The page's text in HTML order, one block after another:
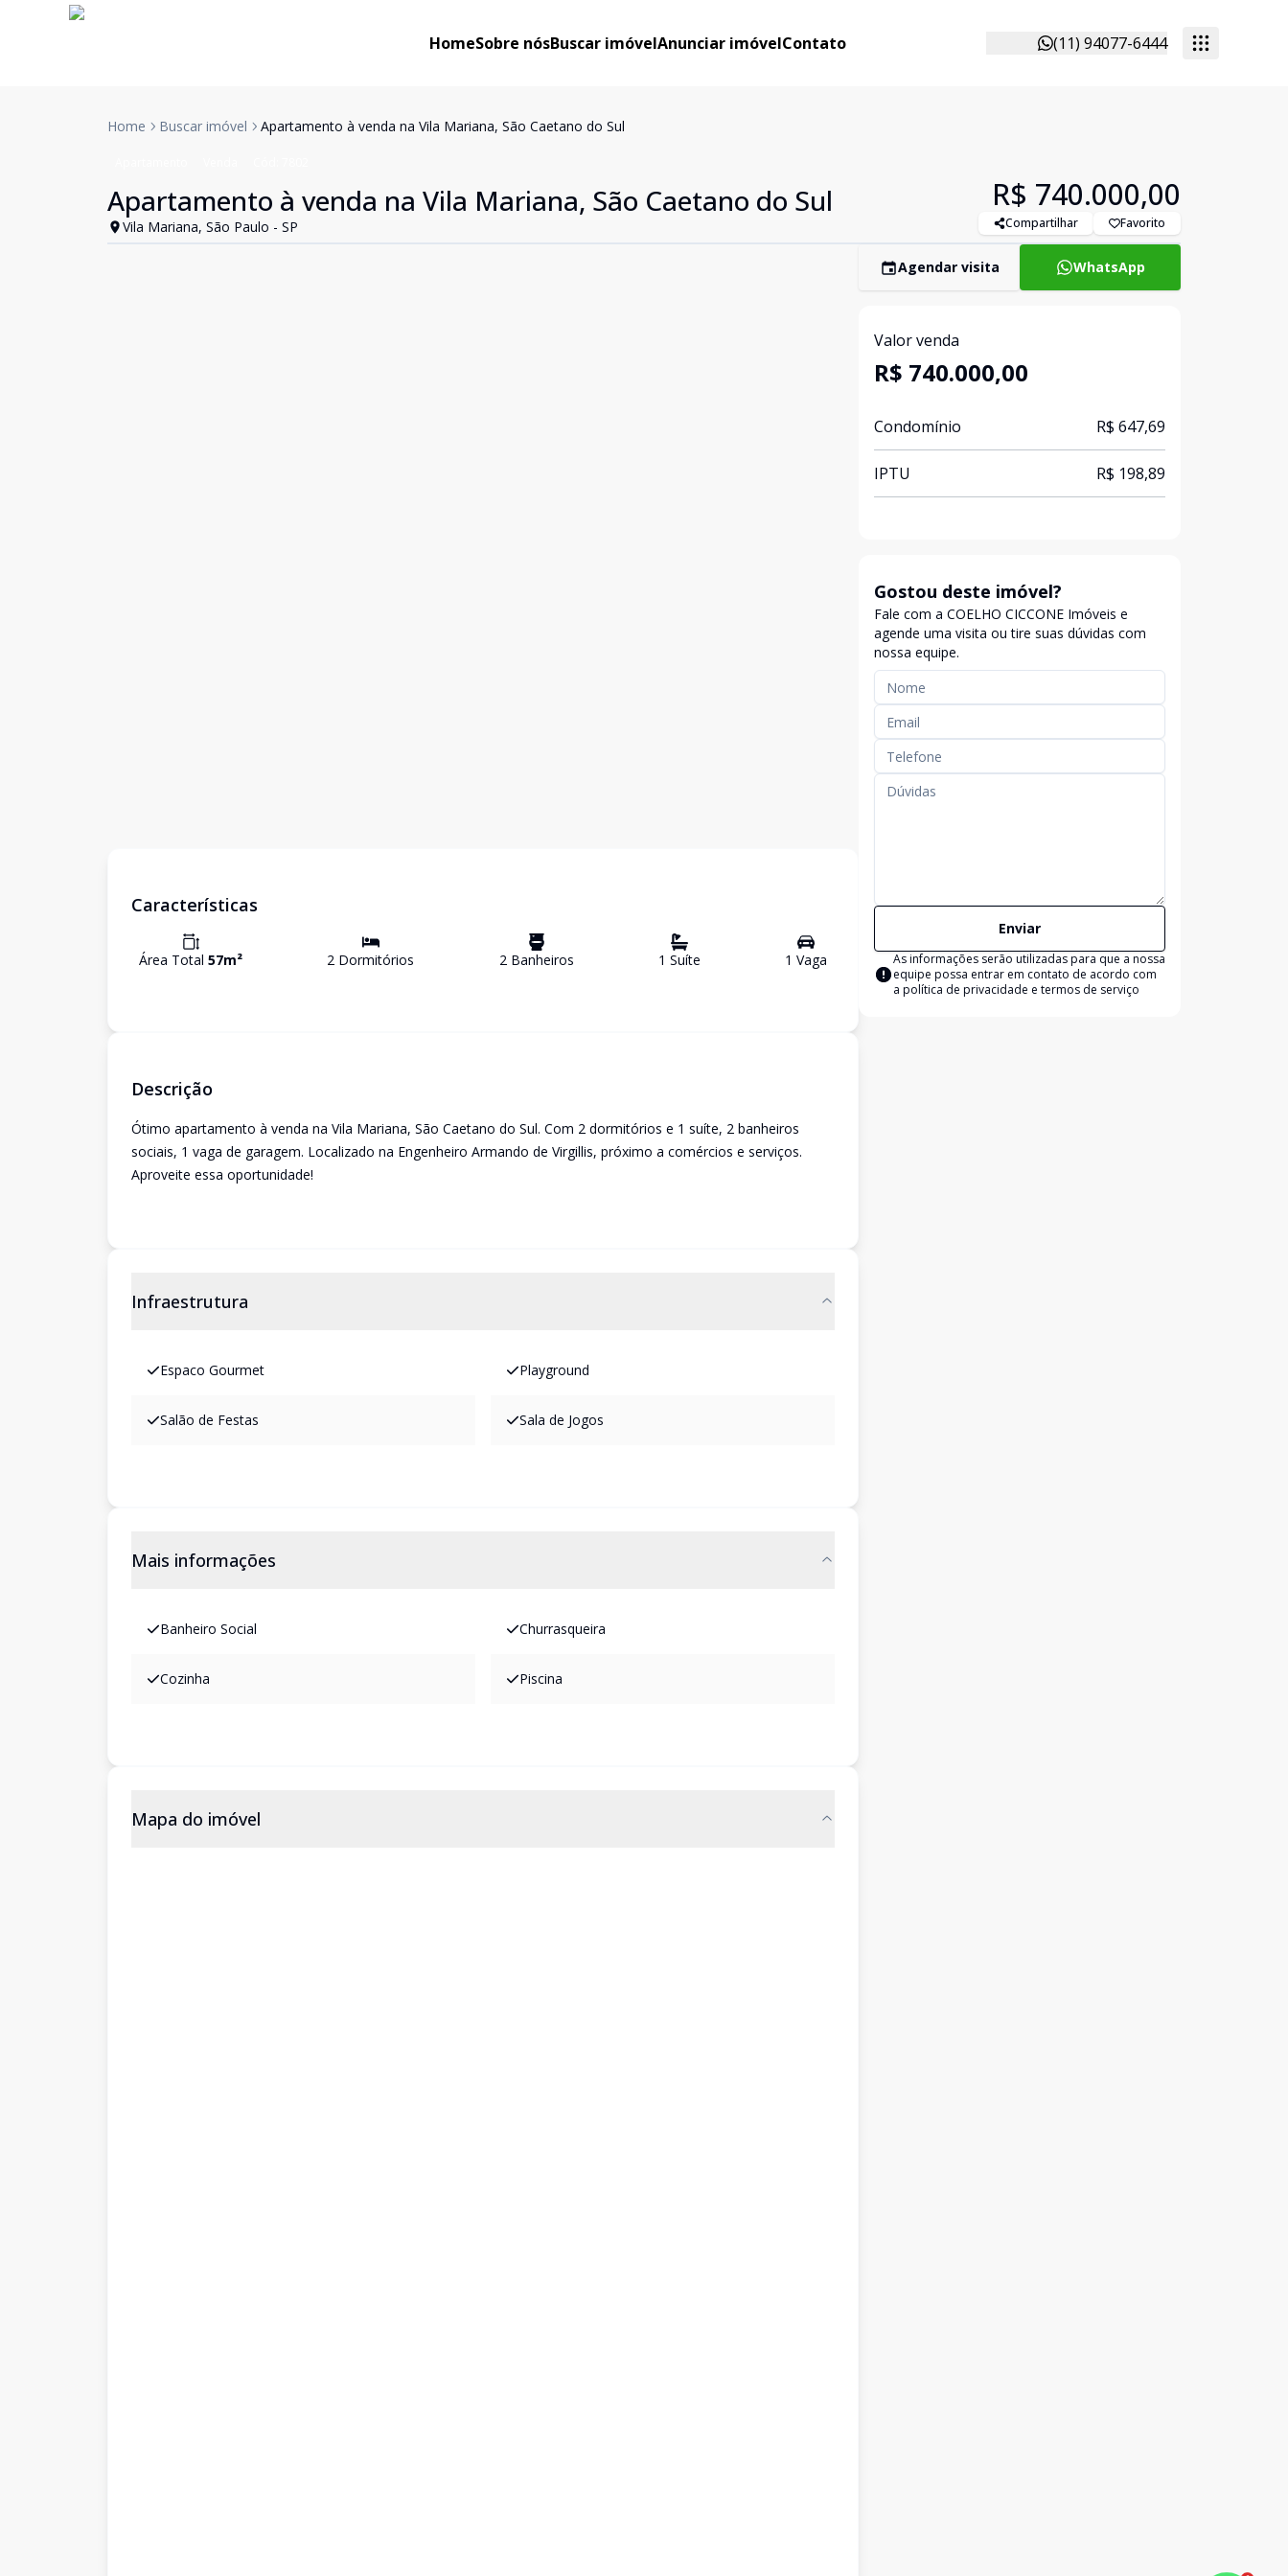
HomeSobre nósBuscar imóvelAnunciar imóvelContato (11) 94077-6444
Home Buscar imóvel Apartamento à venda na Vila Mariana, São Caetano do Sul
Apartamento à venda na Vila Mariana, São Caetano do Sul
Vila Mariana, São Paulo - SP
R$ 740.000,00
Compartilhar Favorito
Características
Área Total 57m² 2 Dormitórios 2Banheiros 1 Suíte 1 Vaga
Descrição
Ótimo apartamento à venda na Vila Mariana, São Caetano do Sul. Com 2 dormitórios e 1 suíte, 2 banheiros
sociais, 1 vaga de garagem. Localizado na Engenheiro Armando de Virgillis, próximo a comércios e serviços.
Aproveite essa oportunidade!
Infraestrutura
Espaco Gourmet Playground
Salão de Festas Sala de Jogos
Mais informações
Banheiro Social Churrasqueira
Cozinha Piscina
Mapa do imóvel
Agendar visita WhatsApp
Valor venda
R$ 740.000,00
Condomínio R$ 647,69
IPTU R$ 198,89
Gostou deste imóvel?
Fale com a COELHO CICCONE Imóveis e
agende uma visita ou tire suas dúvidas com
nossa equipe.
Enviar
As informações serão utilizadas para que a nossa
equipe possa entrar em contato de acordo com
a política de privacidade e termos de serviço